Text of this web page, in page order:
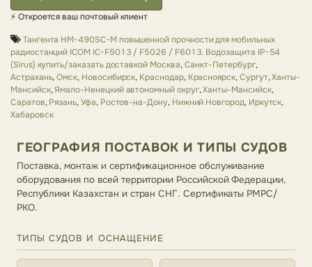
⚡ Откроется ваш почтовый клиент
Тангента HM-490SC-M повышенной прочности для мобильных
радиостанций ICOM IC-F5013 / F5026 / F6013. Водозащита IP-54
(Sirus) купить/заказать доставкой Москва,Санкт-Петербург,
Астрахань,Омск, Новосибирск, Краснодар, Красноярск,Сургут,Ханты-
Мансийск,Ямало-Ненецкий автономный округ,Ханты-Мансийск,
Саратов,Рязань,Уфа, Ростов-на-Дону, Нижний Новгород, Иркутск,
Хабаровск
ГЕОГРАФИЯ ПОСТАВОК И ТИПЫ СУДОВ
Поставка, монтаж и сертификационное обслуживание
оборудования по всей территории Российской Федерации,
Республики Казахстан и стран СНГ. Сертификаты РМРС/
РКО.
ТИПЫ СУДОВ И ОСНАЩЕНИЕ